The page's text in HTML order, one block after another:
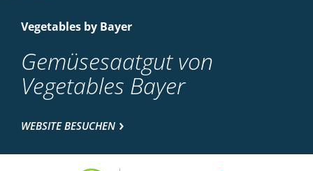
Vegetables by Bayer
Gemüsesaatgut von
Vegetables Bayer
WEBSITE BESUCHEN